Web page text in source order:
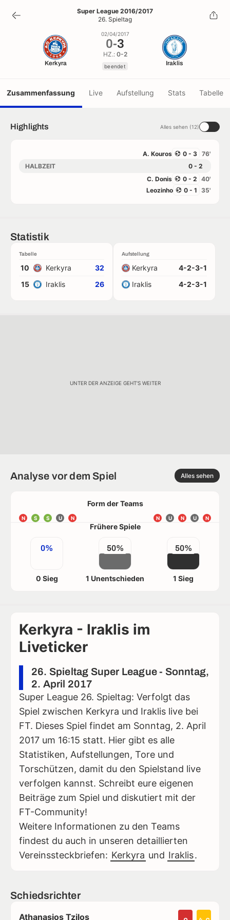
0-3
beendet
Super League 2016/2017
26. Spieltag
Kerkyra
02/04/2017
0-3
HZ.: 0-2
beendet Iraklis
Zusammenfassung Live Aufstellung Stats Tabelle
Highlights Alles sehen (12)
76'
0 - 3
A. Kouros
HALBZEIT
0 - 2
40'
0 - 2
C. Donis
35'
0 - 1
Leozinho
Statistik
Tabelle
10 Kerkyra
32
15
Iraklis 26
Aufstellung
Kerkyra
4-2-3-1
Iraklis
4-2-3-1
UNTER DER ANZEIGE GEHT'S WEITER
Analyse vor dem Spiel Alles sehen
Form der Teams
N S S U N N
U
N
U
N
Frühere Spiele
0%
0 Sieg
50%
1 Unentschieden
50%
1 Sieg
Kerkyra - Iraklis im
Liveticker
26. Spieltag Super League - Sonntag,
2. April 2017
Super League 26. Spieltag: Verfolgt das
Spiel zwischen Kerkyra und Iraklis live bei
FT. Dieses Spiel findet am Sonntag, 2. April
2017 um 16:15 statt. Hier gibt es alle
Statistiken, Aufstellungen, Tore und
Torschützen, damit du den Spielstand live
verfolgen kannst. Schreibt eure eigenen
Beiträge zum Spiel und diskutiert mit der
FT-Community!
Weitere Informationen zu den Teams
findest du auch in unseren detaillierten
Vereinssteckbriefen: Kerkyra und Iraklis.
Schiedsrichter
Athanasios Tzilos